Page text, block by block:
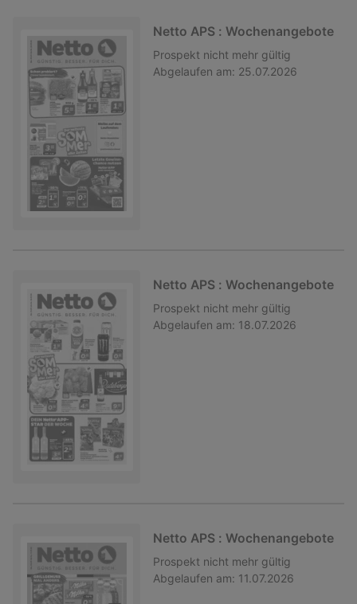
Netto APS : Wochenangebote
Prospekt nicht mehr gültig
Abgelaufen am: 25.07.2026
Netto APS : Wochenangebote
Prospekt nicht mehr gültig
Abgelaufen am: 18.07.2026
Netto APS : Wochenangebote
Prospekt nicht mehr gültig
Abgelaufen am: 11.07.2026